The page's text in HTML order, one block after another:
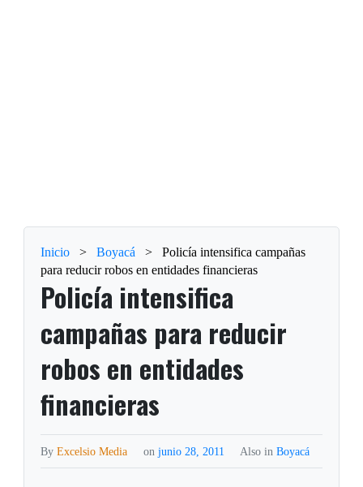
Inicio > Boyacá >
Policía intensifica campañas
para reducir robos en entidades financieras
Policía intensifica
campañas para reducir
robos en entidades
financieras
ByExcelsio Media on junio 28, 2011 Also in Boyacá